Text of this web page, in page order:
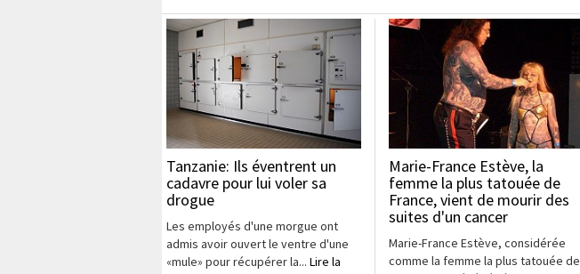
Tanzanie: Ils éventrent un
cadavre pour lui voler sa
drogue
Les employés d'une morgue ont
admis avoir ouvert le ventre d'une
«mule» pour récupérer la... Lire la
Marie-France Estève, la
femme la plus tatouée de
France, vient de mourir des
suites d'un cancer
Marie-France Estève, considérée
comme la femme la plus tatouée de